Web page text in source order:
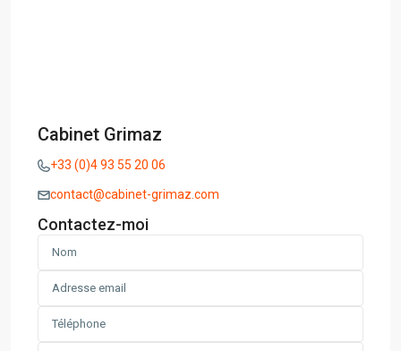
Cabinet Grimaz
+33 (0)4 93 55 20 06
contact@cabinet-grimaz.com
Contactez-moi